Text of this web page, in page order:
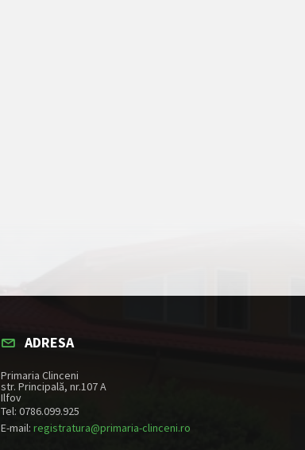
ADRESA
Primaria Clinceni
str. Principală, nr.107 A
Ilfov
Tel: 0786.099.925
E-mail: registratura@primaria-clinceni.ro